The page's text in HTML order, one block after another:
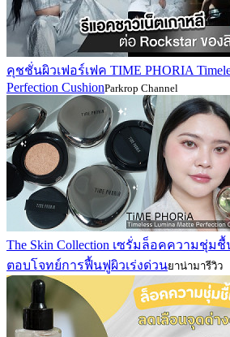
คุชชั่นผิวเฟอร์เฟค TIME PHORIA
Perfection CushionParkrop Channel
The Skin Collection เซรั่มล็อคความชุ่ม
ตอบโจทย์การฟื้นฟูผิวเร่งด่วนยาน่ามารีวิว